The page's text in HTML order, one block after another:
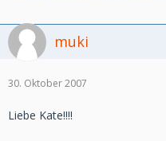
muki
30. Oktober 2007
Liebe Kate!!!!